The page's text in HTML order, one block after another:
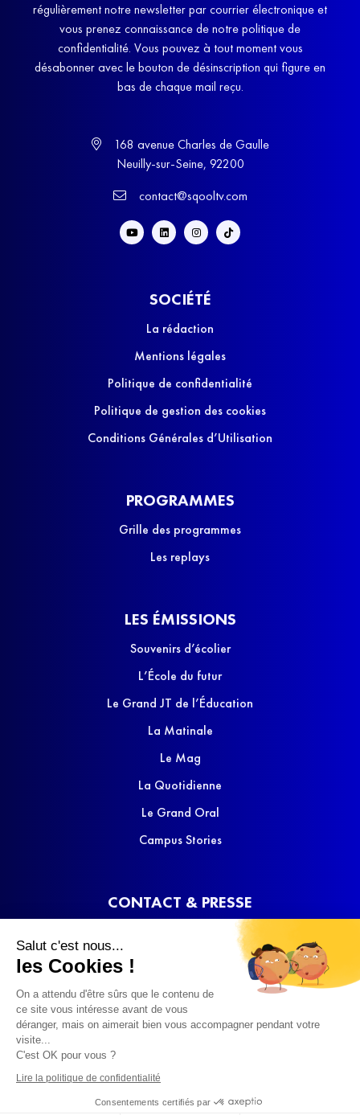
Salut c'est nous...
les Cookies !
On a attendu d'être sûrs que le contenu de
ce site vous intéresse avant de vous
déranger, mais on aimerait bien vous accompagner pendant votre
visite...
C'est OK pour vous ?
Lire la politique de confidentialité
Consentements certifiés par
régulièrement notre newsletter par courrier électronique et
vous prenez connaissance de notre politique de
confidentialité. Vous pouvez à tout moment vous
désabonner avec le bouton de désinscription qui figure en
bas de chaque mail reçu.
168 avenue Charles de Gaulle
Neuilly-sur-Seine, 92200
contact@sqooltv.com
SOCIÉTÉ
La rédaction
Mentions légales
Politique de confidentialité
Politique de gestion des cookies
Conditions Générales d’Utilisation
PROGRAMMES
Grille des programmes
Les replays
LES ÉMISSIONS
Souvenirs d’écolier
L’École du futur
Le Grand JT de l’Éducation
La Matinale
Le Mag
La Quotidienne
Le Grand Oral
Campus Stories
CONTACT & PRESSE